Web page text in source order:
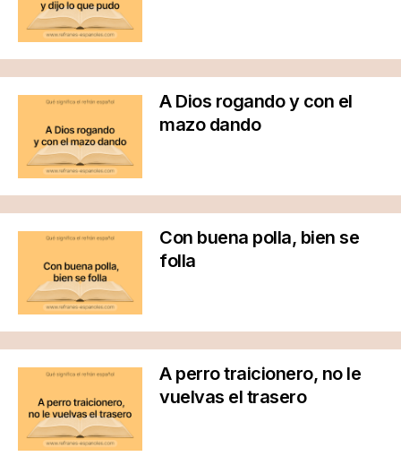
A Dios rogando y con el
mazo dando
Con buena polla, bien se
folla
A perro traicionero, no le
vuelvas el trasero